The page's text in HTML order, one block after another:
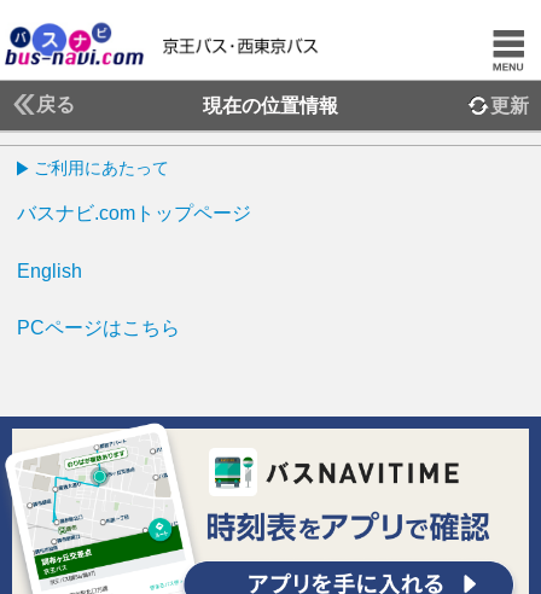
戻る 現在の位置情報 更新
ご利用にあたって
バスナビ.comトップページ
English
PCページはこちら